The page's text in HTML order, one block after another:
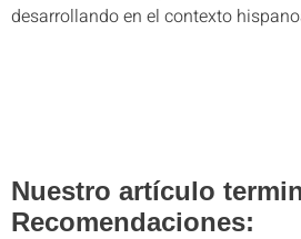
desarrollando en el contexto
Nuestro artículo
Recomendaciones: